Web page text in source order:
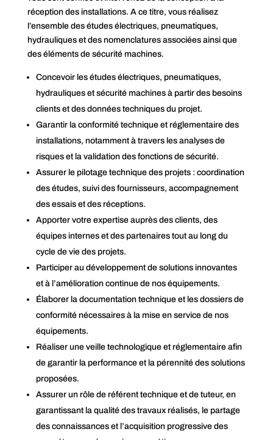
réception des installations. A ce titre, vous réalisez
l’ensemble des études électriques, pneumatiques,
hydrauliques et des nomenclatures associées ainsi que
des éléments de sécurité machines.
Concevoir les études électriques, pneumatiques,
hydrauliques et sécurité machines à partir des besoins
clients et des données techniques du projet.
Garantir la conformité technique et réglementaire des
installations, notamment à travers les analyses de
risques et la validation des fonctions de sécurité.
Assurer le pilotage technique des projets : coordination
des études, suivi des fournisseurs, accompagnement
des essais et des réceptions.
Apporter votre expertise auprès des clients, des
équipes internes et des partenaires tout au long du
cycle de vie des projets.
Participer au développement de solutions innovantes
et à l’amélioration continue de nos équipements.
Élaborer la documentation technique et les dossiers de
conformité nécessaires à la mise en service de nos
équipements.
Réaliser une veille technologique et réglementaire afin
de garantir la performance et la pérennité des solutions
proposées.
Assurer un rôle de référent technique et de tuteur, en
garantissant la qualité des travaux réalisés, le partage
des connaissances et l’acquisition progressive des